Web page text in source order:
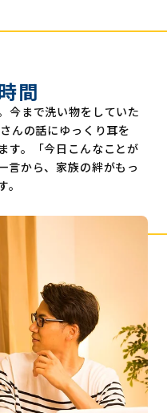
間
今まで洗い物をしていた
んの話にゆっくり耳を
す。「今日こんなことが
言から、家族の絆がもっ